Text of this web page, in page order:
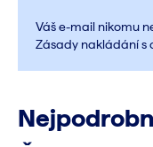
Váš e-mail nikomu
Zásady nakládání s